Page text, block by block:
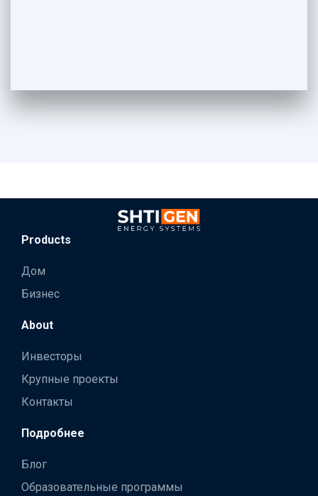
Products
Дом
Бизнес
About
Инвесторы
Крупные проекты
Контакты
Подробнее
Блог
Образовательные программы